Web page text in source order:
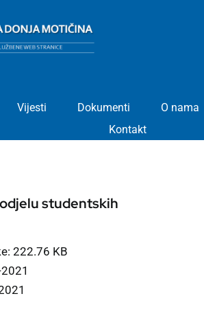
Vijesti Dokumenti
O nama
Kontakt
studentskih
222.76 KB